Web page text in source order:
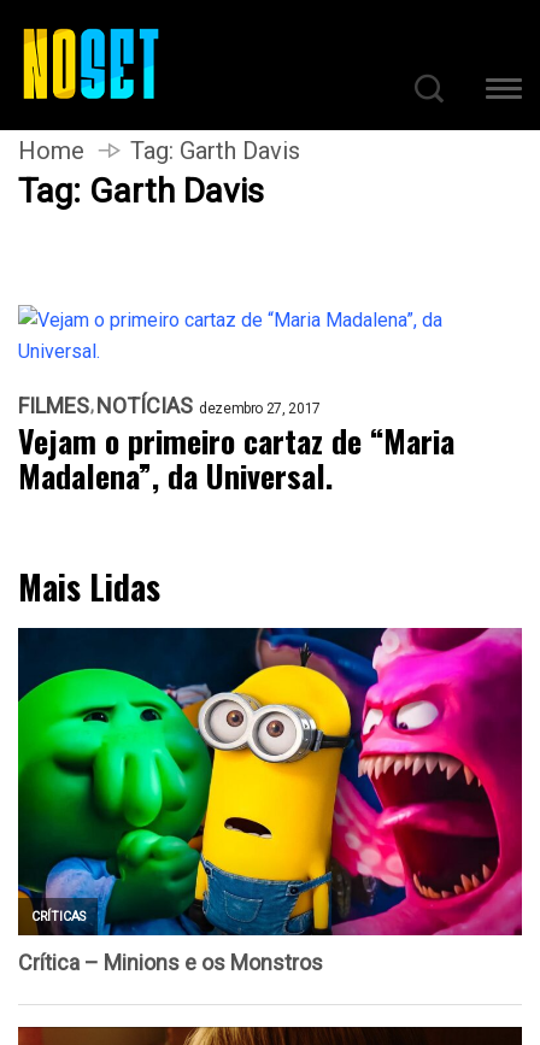
Home Tag: Garth Davis
Tag: Garth Davis
FILMES NOTÍCIAS dezembro 27, 2017
Vejam o primeiro cartaz de “Maria
Madalena”, da Universal.
Mais Lidas